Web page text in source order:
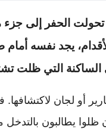
تحولت الحفر إلى جزء
يجد نفسه
التي ظلت
أو لجان لاكتشافها.
يطالبون